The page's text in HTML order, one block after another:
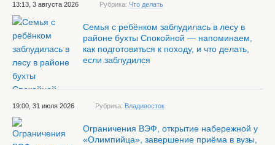
13:13, 3 августа 2026 Рубрика: Что делать
Семья с ребёнком заблудилась в лесу в
районе бухты Спокойной — напоминаем,
как подготовиться к походу, и что делать,
если заблудился
19:00, 31 июля 2026 Рубрика: Владивосток
Ограничения ВЭФ, открытие набережной у
«Олимпийца», завершение приёма в вузы,